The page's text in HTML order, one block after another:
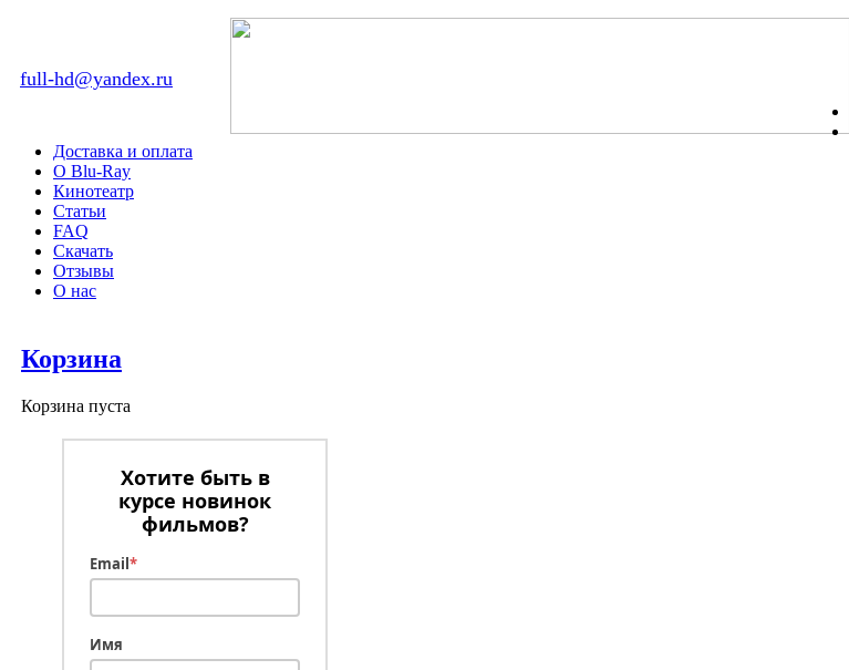
full-hd@yandex.ru
Доставка и оплата
О Blu-Ray
Кинотеатр
Статьи
FAQ
Скачать
Отзывы
О нас
Корзина
Корзина пуста
Хотите быть в
курсе новинок
фильмов?
Email*
Имя